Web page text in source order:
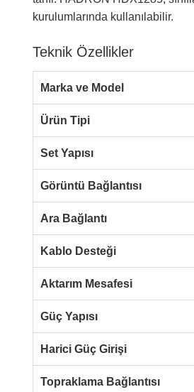
kurulumlarında kullanılabilir.
Teknik Özellikler
Marka ve Model
Ürün Tipi
Set Yapısı
Görüntü Bağlantısı
Ara Bağlantı
Kablo Desteği
Aktarım Mesafesi
Güç Yapısı
Harici Güç Girişi
Topraklama Bağlantısı